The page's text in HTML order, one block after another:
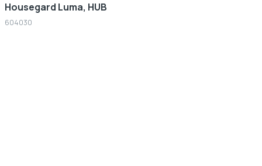
Housegard Luma, HUB
604030